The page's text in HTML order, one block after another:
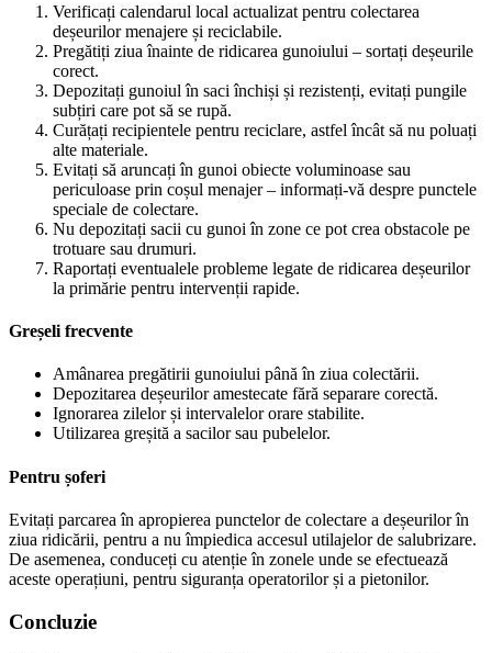
Verificați calendarul local actualizat pentru colectarea
deșeurilor menajere și reciclabile.
Pregătiți ziua înainte de ridicarea gunoiului – sortați deșeurile
corect.
Depozitați gunoiul în saci închiși și rezistenți, evitați pungile
subțiri care pot să se rupă.
Curățați recipientele pentru reciclare, astfel încât să nu poluați
alte materiale.
Evitați să aruncați în gunoi obiecte voluminoase sau
periculoase prin coșul menajer – informați-vă despre punctele
speciale de colectare.
Nu depozitați sacii cu gunoi în zone ce pot crea obstacole pe
trotuare sau drumuri.
Raportați eventualele probleme legate de ridicarea deșeurilor
la primărie pentru intervenții rapide.
Greșeli frecvente
Amânarea pregătirii gunoiului până în ziua colectării.
Depozitarea deșeurilor amestecate fără separare corectă.
Ignorarea zilelor și intervalelor orare stabilite.
Utilizarea greșită a sacilor sau pubelelor.
Pentru șoferi
Evitați parcarea în apropierea punctelor de colectare a deșeurilor în
ziua ridicării, pentru a nu împiedica accesul utilajelor de salubrizare.
De asemenea, conduceți cu atenție în zonele unde se efectuează
aceste operațiuni, pentru siguranța operatorilor și a pietonilor.
Concluzie